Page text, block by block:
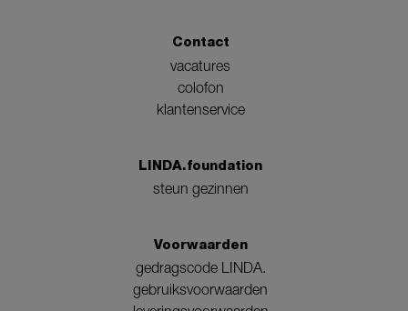
Contact
vacatures
colofon
klantenservice
LINDA.foundation
steun gezinnen
Voorwaarden
gedragscode LINDA.
gebruiksvoorwaarden